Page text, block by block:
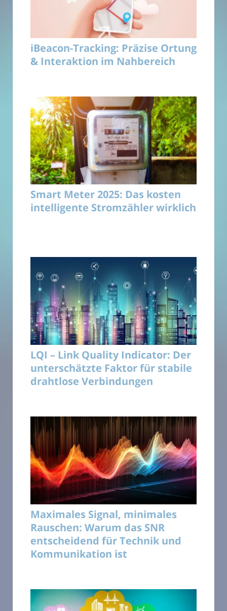
iBeacon-Tracking: Präzise Ortung
& Interaktion im Nahbereich
Smart Meter 2025: Das kosten
intelligente Stromzähler wirklich
LQI – Link Quality Indicator: Der
unterschätzte Faktor für stabile
drahtlose Verbindungen
Maximales Signal, minimales
Rauschen: Warum das SNR
entscheidend für Technik und
Kommunikation ist